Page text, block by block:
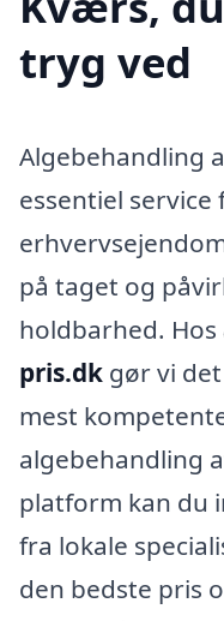
tryg ved
Algebehandling
essentiel
på taget og
holdbarhed. Hos
pris.dk gør vi
mest
algebehandling
platform kan du
fra lokale
den bedste pris